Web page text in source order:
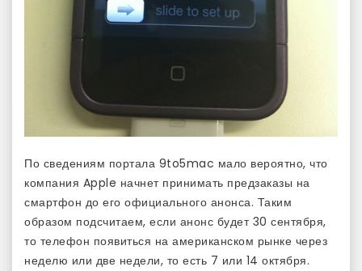
По сведениям портала 9to5mac мало вероятно, что
компания Apple начнет принимать предзаказы на
смартфон до его официального анонса. Таким
образом подсчитаем, если анонс будет 30 сентября,
то телефон появиться на американском рынке через
неделю или две недели, то есть 7 или 14 октября.